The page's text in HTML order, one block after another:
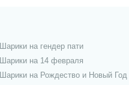
Шарики на гендер пати
Шарики на 14 февраля
Шарики на Рождество и Новый Год